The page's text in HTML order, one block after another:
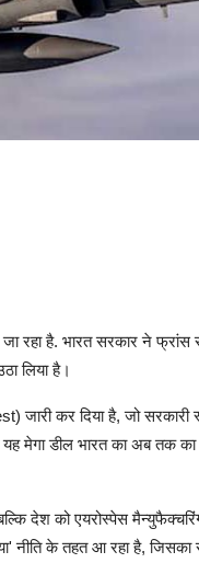
जा रहा है. भारत सरकार ने
लिया है।
कर दिया है, जो सरकारी
मेगा डील भारत का अब तक
देश को एयरोस्पेस
नीति के तहत आ रहा है,